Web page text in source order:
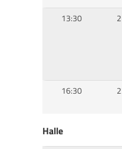
13:30
16:30
Halle